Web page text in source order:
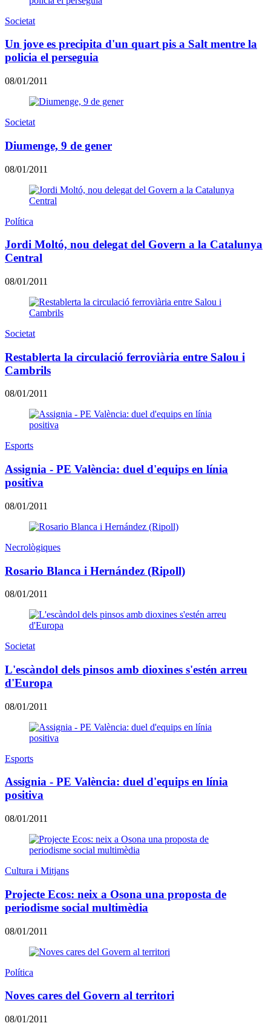
Societat
Un jove es precipita d'un quart pis a Salt mentre la
policia el perseguia
08/01/2011
Societat
Diumenge, 9 de gener
08/01/2011
Política
Jordi Moltó, nou delegat del Govern a la Catalunya
Central
08/01/2011
Societat
Restablerta la circulació ferroviària entre Salou i
Cambrils
08/01/2011
Esports
Assignia - PE València: duel d'equips en línia
positiva
08/01/2011
Necrològiques
Rosario Blanca i Hernández (Ripoll)
08/01/2011
Societat
L'escàndol dels pinsos amb dioxines s'estén arreu
d'Europa
08/01/2011
Esports
Assignia - PE València: duel d'equips en línia
positiva
08/01/2011
Cultura i Mitjans
Projecte Ecos: neix a Osona una proposta de
periodisme social multimèdia
08/01/2011
Política
Noves cares del Govern al territori
08/01/2011